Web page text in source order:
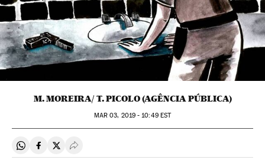
M. MOREIRA/ T. PICOLO (AGÊNCIA PÚBLICA)
MAR 03, 2019 - 10:49EST
Compartir en Whatsapp
Compartir en Facebook
Compartir en Twitter
Desplegar Redes Sociales